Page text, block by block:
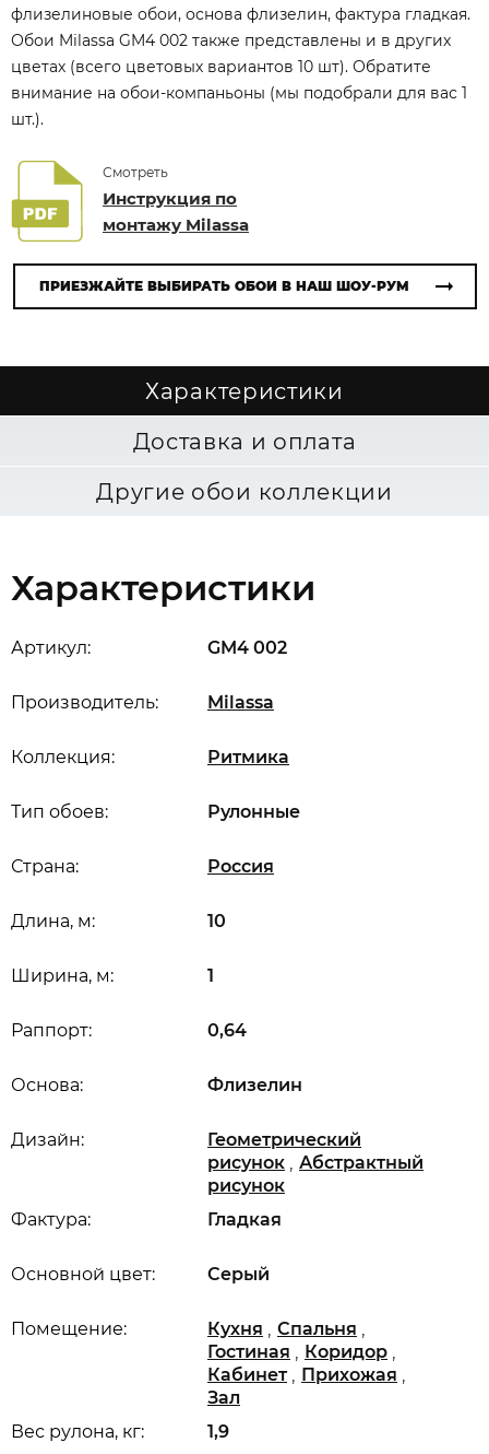
флизелиновые обои, основа флизелин, фактура гладкая.
Обои Milassa GM4 002 также представлены и в других
цветах (всего цветовых вариантов 10 шт). Обратите
внимание на обои-компаньоны (мы подобрали для вас 1
шт.).
Смотреть
Инструкция по
монтажу Milassa
ПРИЕЗЖАЙТЕ ВЫБИРАТЬ ОБОИ В НАШ ШОУ-РУМ
Характеристики
Доставка и оплата
Другие обои коллекции
Характеристики
Артикул: GM4 002
Производитель: Milassa
Коллекция: Ритмика
Длина, м: 10
Ширина, м: 1
Вес рулона, кг: 1,9
Раппорт: 0,64
Основной цвет: Серый
Дизайн:
Геометрический
рисунок , Абстрактный
рисунок
Основа: Флизелин
Помещение: Кухня , Спальня ,
Гостиная , Коридор ,
Кабинет , Прихожая ,
Зал
Страна: Россия
Тип обоев: Рулонные
Фактура: Гладкая